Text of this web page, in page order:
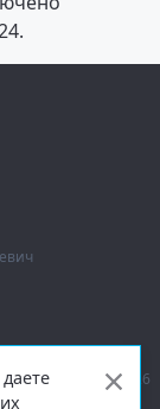
29», © 2016–2026